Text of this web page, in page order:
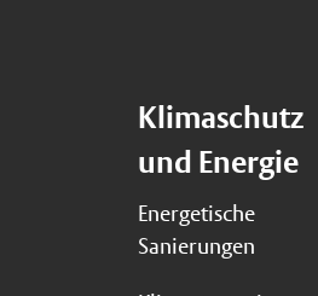
Klimaschutz
und Energie
Energetische
Sanierungen